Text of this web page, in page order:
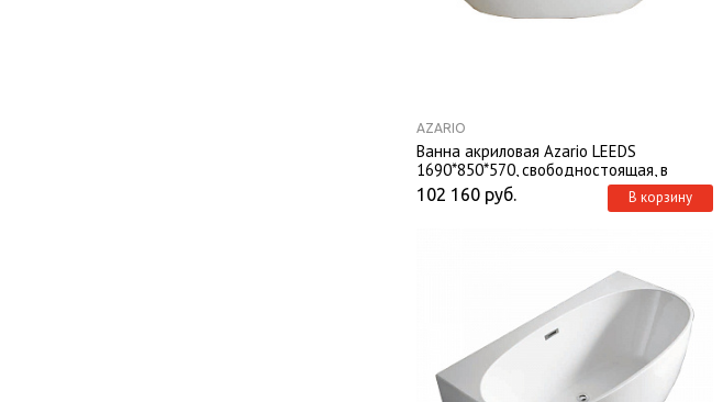
AZARIO
Ванна акриловая Azario LEEDS
1690*850*570, свободностоящая, в
комплекте с сифоном и металлической
рамой
102 160 руб. В корзину